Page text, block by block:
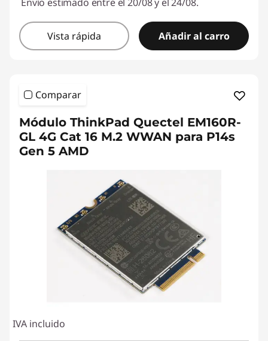
Vista rápida Añadir al carro
Comparar
Módulo ThinkPad Quectel EM160R-
GL 4G Cat 16 M.2 WWAN para P14s
Gen 5 AMD
IVA incluido